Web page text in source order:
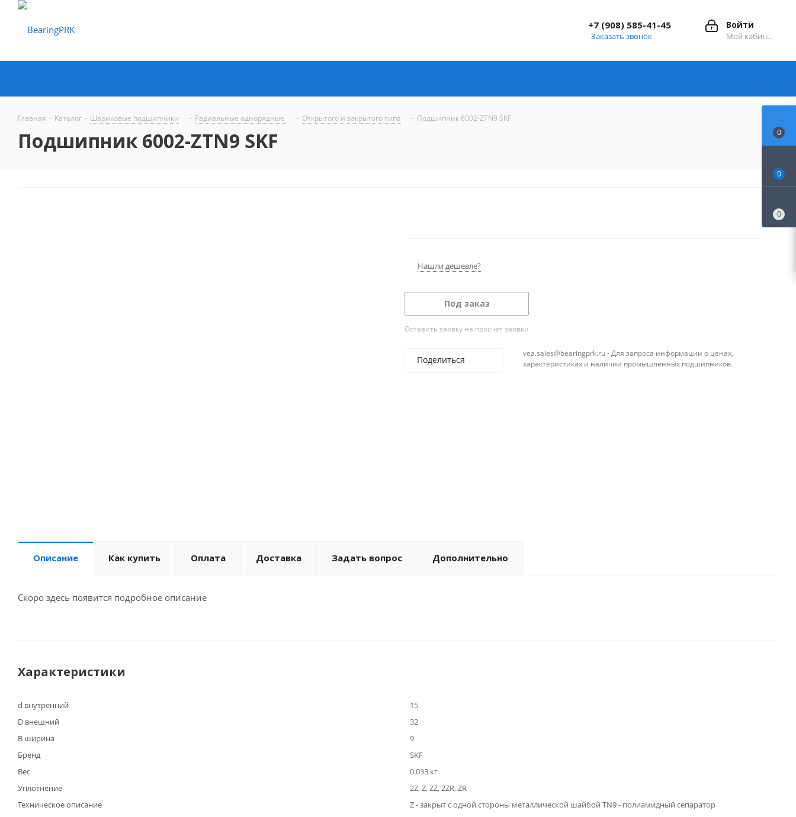
Войти
Мой кабинет
+7 (908) 585-41-45
Заказать звонок
Главная - Каталог - Шариковые подшипники - Радиальные однорядные - Открытого и закрытого типа - Подшипник 6002-ZTN9 SKF
Подшипник 6002-ZTN9 SKF
Нашли дешевле?
Под заказ
Оставить заявку на просчет заявки
Поделиться
vea.sales@bearingprk.ru - Для запроса информации о ценах,
характеристиках и наличии промышленных подшипников.
Описание Как купить Оплата Доставка Задать вопрос Дополнительно
Скоро здесь появится подробное описание
Характеристики
d внутренний
15
D внешний
32
B ширина
9
Бренд
SKF
Вес
0.033 кг
Уплотнение
2Z, Z, ZZ, 2ZR, ZR
Техническое описание
Z - закрыт с одной стороны металлической шайбой TN9 - полиамидный сепаратор
0
0
0